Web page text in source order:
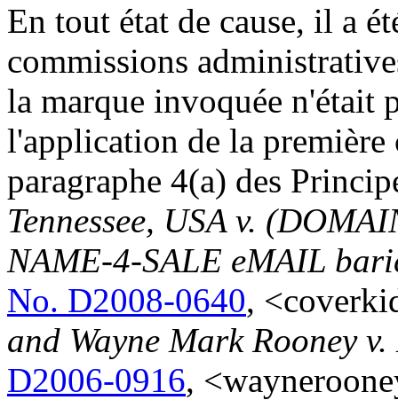
En tout état de cause, il a
commissions
la marque invoquée n'était
l'application de la
paragraphe 4(a) des
Tennessee, USA v.
NAME-4-SALE eMAIL
No. D2008-0640,
and Wayne Mark Rooney
D2006-0916,